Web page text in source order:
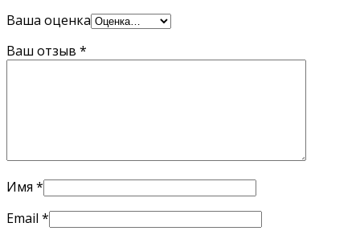
Ваша оценка
Ваш отзыв *
Имя *
Email *